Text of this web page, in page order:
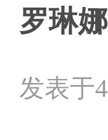
罗琳
发表于